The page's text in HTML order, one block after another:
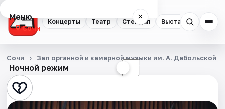
Концерты Театр Стендап Выставки
Меню ×
Сочи
Концерты
Театр
Стендап
Ночной режим ☾
Сочи Зал органной и камерной музыки им. А. Дебольской